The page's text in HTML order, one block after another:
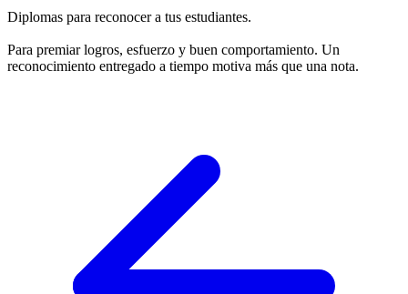
Diplomas para reconocer a tus estudiantes.
Para premiar logros, esfuerzo y buen comportamiento. Un
reconocimiento entregado a tiempo motiva más que una nota.